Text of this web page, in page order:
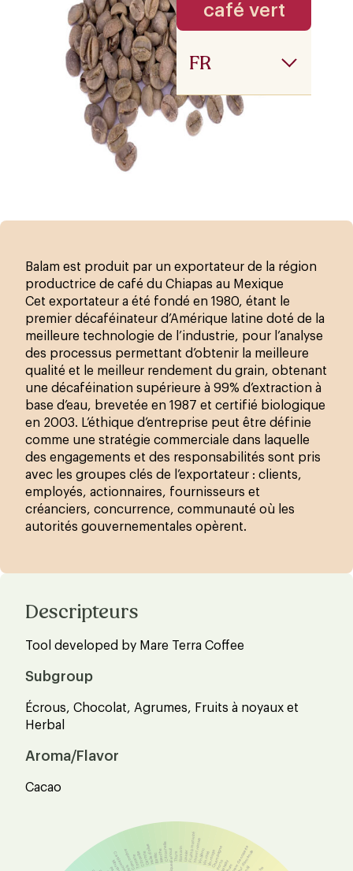
café vert
FR
Balam est produit par un exportateur de la région
productrice de café du Chiapas au Mexique
Cet exportateur a été fondé en 1980, étant le
premier décaféinateur d’Amérique latine doté de la
meilleure technologie de l’industrie, pour l’analyse
des processus permettant d’obtenir la meilleure
qualité et le meilleur rendement du grain, obtenant
une décaféination supérieure à 99% d’extraction à
base d’eau, brevetée en 1987 et certifié biologique
en 2003. L’éthique d’entreprise peut être définie
comme une stratégie commerciale dans laquelle
des engagements et des responsabilités sont pris
avec les groupes clés de l’exportateur : clients,
employés, actionnaires, fournisseurs et
créanciers, concurrence, communauté où les
autorités gouvernementales opèrent.
Descripteurs
Tool developed by Mare Terra Coffee
Subgroup
Écrous, Chocolat, Agrumes, Fruits à noyaux et
Herbal
Aroma/Flavor
Cacao
Pois
ConcombreTomateCitrouilleCarotteHuile d'olive BasilicMentheCitronnelleFenouil Thym RomarinLaurierFruits à maturitéYaourt natureVin blancVin roséVin rougeChampagne
PortoWhiskyRhumLiqueur de noisette
Liqueur d'amande
Cardamome